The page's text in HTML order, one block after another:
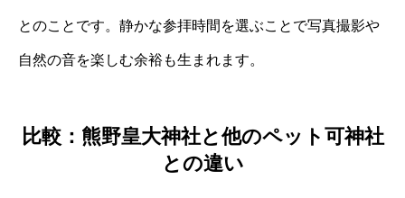
とのことです。静かな参拝時間を選ぶことで写真撮影や
自然の音を楽しむ余裕も生まれます。
比較：熊野皇大神社と他のペット可神社
との違い